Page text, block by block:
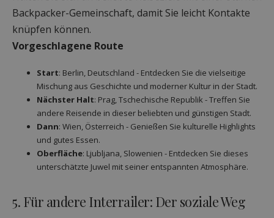
Backpacker-Gemeinschaft, damit Sie leicht Kontakte
knüpfen können.
Vorgeschlagene Route
Start: Berlin, Deutschland - Entdecken Sie die vielseitige
Mischung aus Geschichte und moderner Kultur in der Stadt.
Nächster Halt: Prag, Tschechische Republik - Treffen Sie
andere Reisende in dieser beliebten und günstigen Stadt.
Dann: Wien, Österreich - Genießen Sie kulturelle Highlights
und gutes Essen.
Oberfläche: Ljubljana, Slowenien - Entdecken Sie dieses
unterschätzte Juwel mit seiner entspannten Atmosphäre.
5. Für andere Interrailer: Der soziale Weg